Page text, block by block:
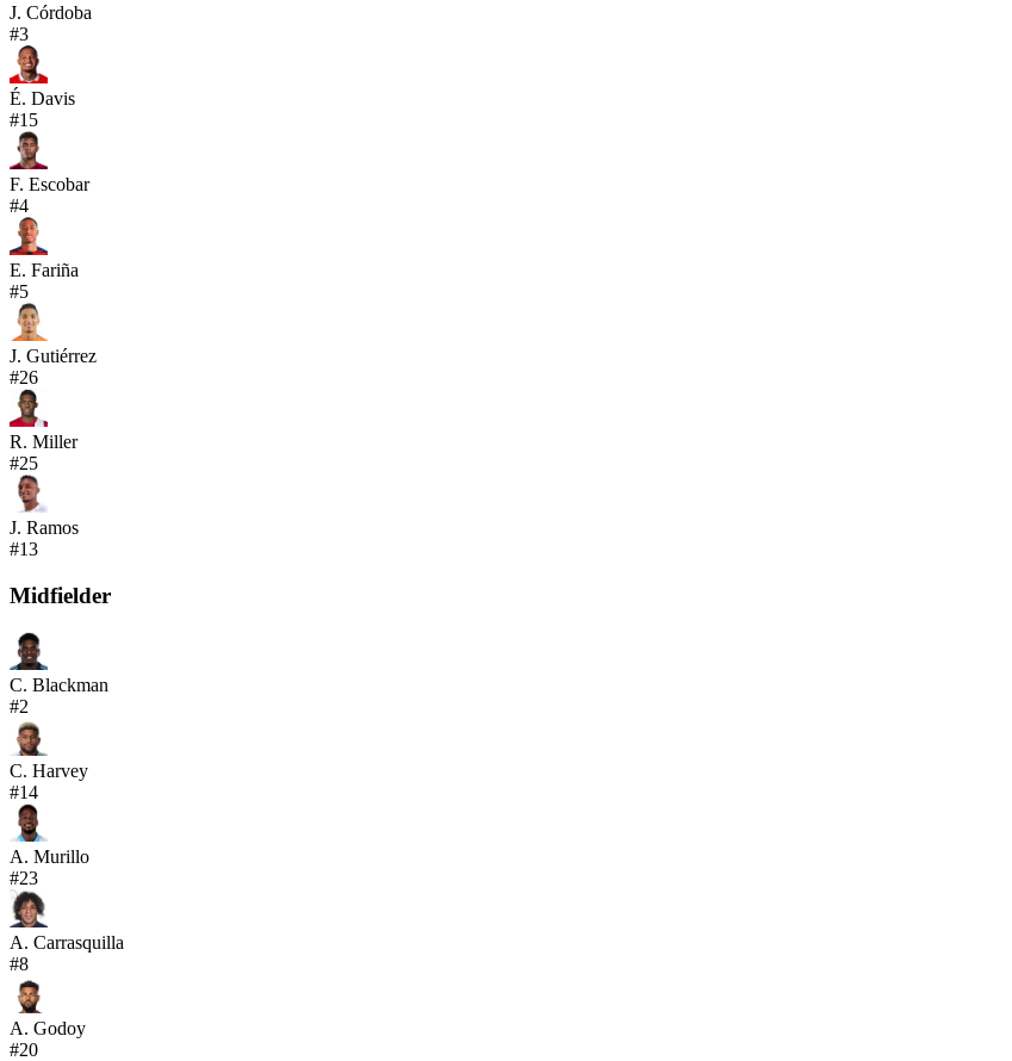
J. Córdoba
#3
É. Davis
#15
F. Escobar
#4
E. Fariña
#5
J. Gutiérrez
#26
R. Miller
#25
J. Ramos
#13
Midfielder
C. Blackman
#2
C. Harvey
#14
A. Murillo
#23
A. Carrasquilla
#8
A. Godoy
#20